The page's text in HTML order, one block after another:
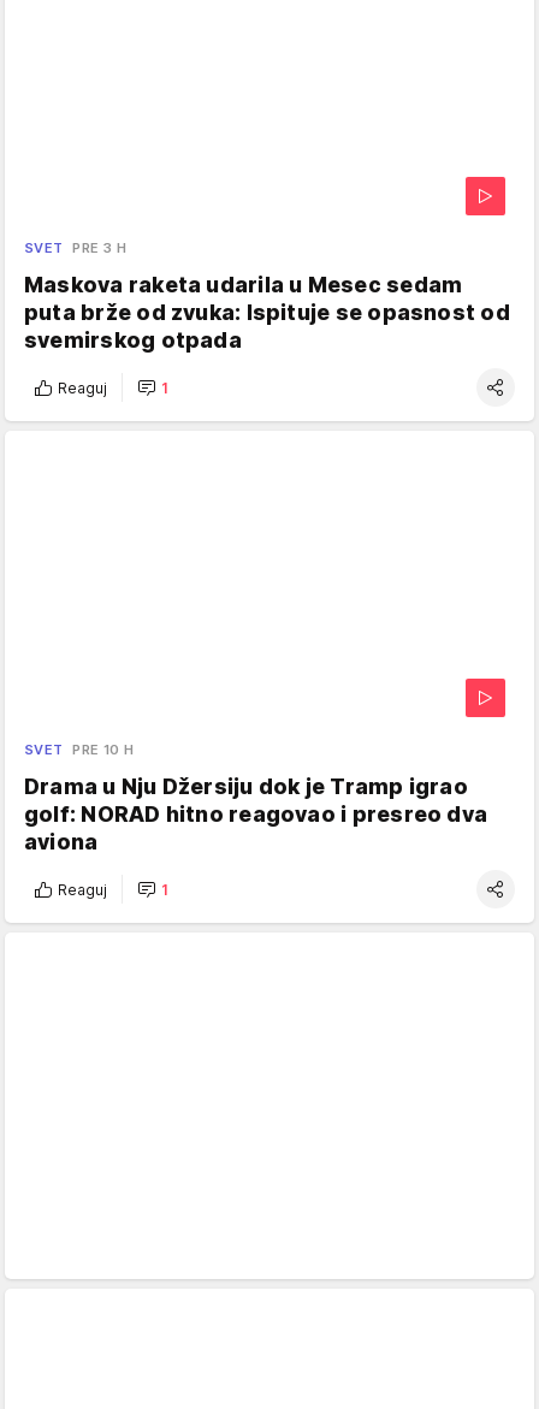
SVET PRE 3 H
Maskova raketa udarila u Mesec sedam
puta brže od zvuka: Ispituje se opasnost od
svemirskog otpada
Reaguj 1
SVET PRE 10 H
Drama u Nju Džersiju dok je Tramp igrao
golf: NORAD hitno reagovao i presreo dva
aviona
Reaguj 1